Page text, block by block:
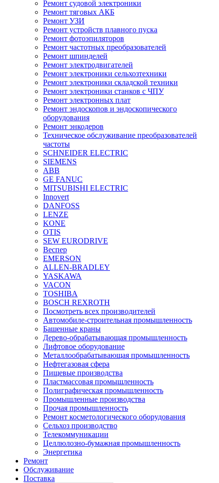
Ремонт судовой электроники
Ремонт тяговых АКБ
Ремонт УЗИ
Ремонт устройств плавного пуска
Ремонт фотоэпиляторов
Ремонт частотных преобразователей
Ремонт шпинделей
Ремонт электродвигателей
Ремонт электроники сельхозтехники
Ремонт электроники складской техники
Ремонт электроники станков с ЧПУ
Ремонт электронных плат
Ремонт эндоскопов и эндоскопического
оборудования
Ремонт энкодеров
Техническое обслуживание преобразователей
частоты
SCHNEIDER ELECTRIC
SIEMENS
ABB
GE FANUC
MITSUBISHI ELECTRIC
Innovert
DANFOSS
LENZE
KONE
OTIS
SEW EURODRIVE
Веспер
EMERSON
ALLEN-BRADLEY
YASKAWA
VACON
TOSHIBA
BOSCH REXROTH
Посмотреть всех производителей
Автомобиле-строительная промышленность
Башенные краны
Дерево-обрабатывающая промышленность
Лифтовое оборудование
Металлообрабатывающая промышленность
Нефтегазовая сфера
Пищевые производства
Пластмассовая промышленность
Полиграфическая промышленность
Промышленные производства
Прочая промышленность
Ремонт косметологического оборудования
Сельхоз производство
Телекоммуникации
Целлюлозно-бумажная промышленность
Энергетика
Ремонт
Обслуживание
Поставка